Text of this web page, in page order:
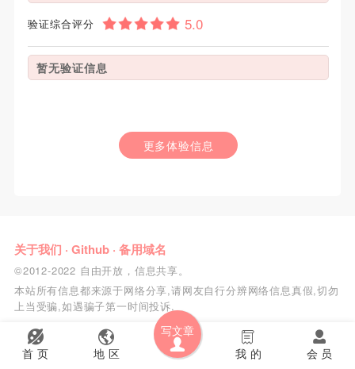
首 页 地 区
写文章
会 员
我 的
验证综合评分
暂无验证信息
更多体验信息
关于我们 · Github· 备用域名
©2012-2022 自由开放，信息共享。
本站所有信息都来源于网络分享,请网友自行分辨网络信息真假,切勿
上当受骗,如遇骗子第一时间投诉.